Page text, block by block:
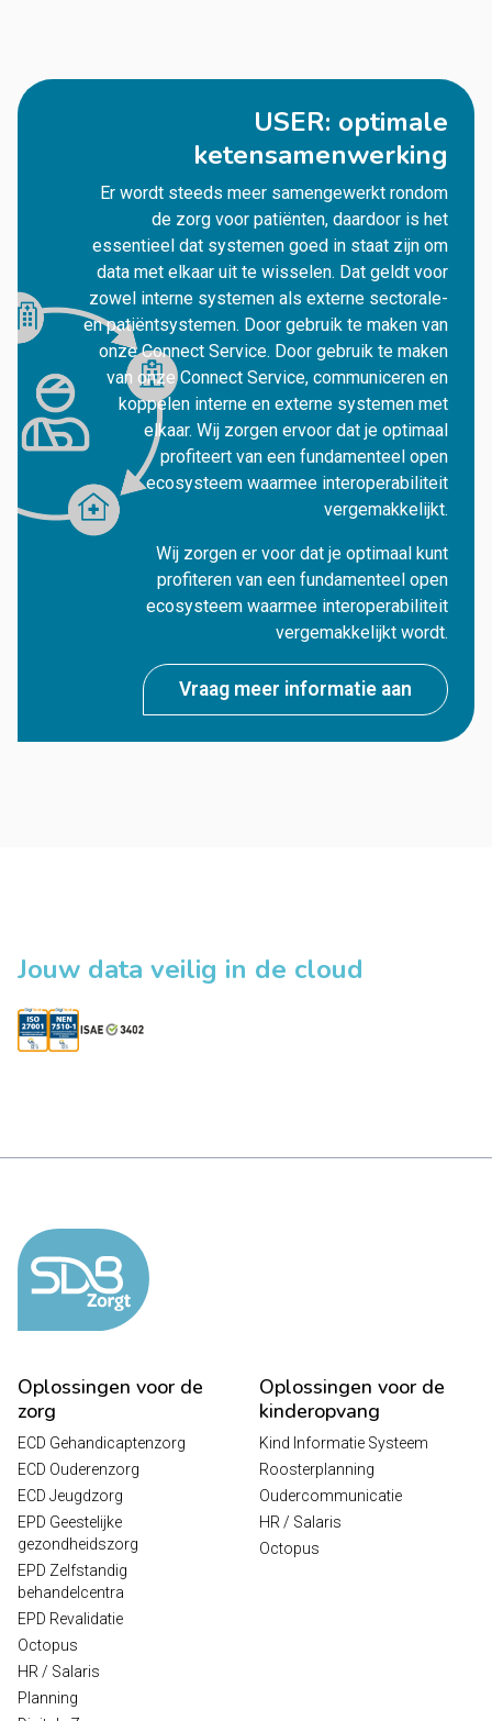
USER: optimale
ketensamenwerking
Er wordt steeds meer samengewerkt rondom
de zorg voor patiënten, daardoor is het
essentieel dat systemen goed in staat zijn om
data met elkaar uit te wisselen. Dat geldt voor
zowel interne systemen als externe sectorale-
en patiëntsystemen. Door gebruik te maken van
onze Connect Service. Door gebruik te maken
van onze Connect Service, communiceren en
koppelen interne en externe systemen met
elkaar. Wij zorgen ervoor dat je optimaal
profiteert van een fundamenteel open
ecosysteem waarmee interoperabiliteit
vergemakkelijkt.
Wij zorgen er voor dat je optimaal kunt
profiteren van een fundamenteel open
ecosysteem waarmee interoperabiliteit
vergemakkelijkt wordt.
Vraag meer informatie aan
Jouw data veilig in de cloud
Oplossingen voor de
zorg
ECD Gehandicaptenzorg
ECD Ouderenzorg
ECD Jeugdzorg
EPD Geestelijke
gezondheidszorg
EPD Zelfstandig
behandelcentra
EPD Revalidatie
Octopus
HR / Salaris
Planning
Oplossingen voor de
kinderopvang
Kind Informatie Systeem
Roosterplanning
Oudercommunicatie
HR / Salaris
Octopus